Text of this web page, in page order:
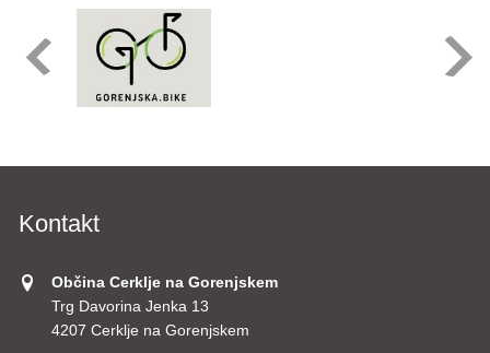
Kontakt
Občina Cerklje na Gorenjskem
Trg Davorina Jenka 13
4207 Cerklje na Gorenjskem